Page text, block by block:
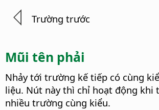
Trường trước
Mũi tên phải
Nhảy tới trường kế tiếp có cùng
liệu. Nút này thì chỉ hoạt động khi
nhiều trường cùng kiểu.